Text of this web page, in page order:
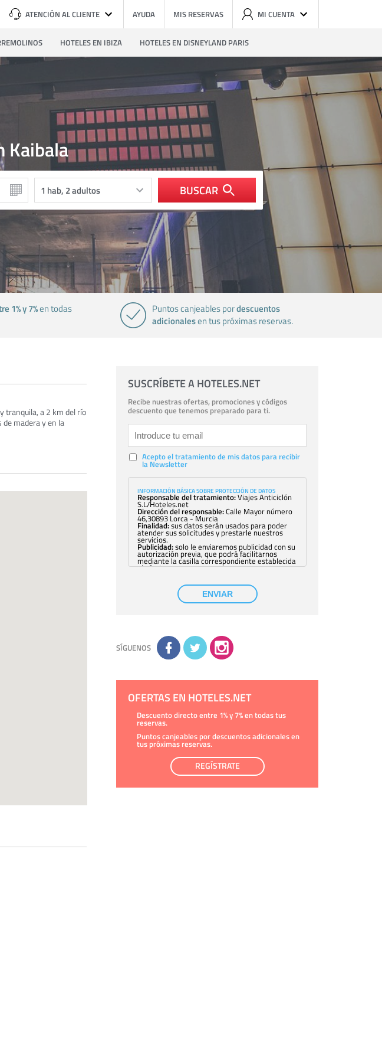
ATENCIÓN AL CLIENTE AYUDA MIS RESERVAS MI CUENTA
HOTELES EN IBIZA HOTELES EN DISNEYLAND PARIS
Kaibala
BUSCAR
1% y 7%en todas
Puntos canjeables pordescuentos
adicionalesen tus próximas reservas.
tranquila, a 2 km del río
de madera y en la
SUSCRÍBETE A HOTELES.NET
Recibe nuestras ofertas, promociones y códigos
descuento que tenemos preparado para ti.
Acepto el tratamiento de mis datos para recibir
la Newsletter
INFORMACIÓN BÁSICA SOBRE PROTECCIÓN DE DATOS
Responsable del tratamiento:Viajes Anticiclón
S.L/Hoteles.net
Dirección del responsable:Calle Mayor número
46,30893 Lorca - Murcia
Finalidad:sus datos serán usados para poder
atender sus solicitudes y prestarle nuestros
servicios.
Publicidad:solo le enviaremos publicidad con su
autorización previa, que podrá facilitarnos
mediante la casilla correspondiente establecida
al efecto.
con su consentimiento previo, que podrá
facilitarnos mediante la casilla correspondiente
establecida al efecto.
Destinatarios:con carácter general, sólo el
Derechos:tiene derecho a saber qué
información tenemos sobre usted, corregirla y
eliminarla, tal y como se explica en la
información adicional disponible en nuestra
la información adicional y detallada sobre cómo
ENVIAR
SÍGUENOS
OFERTAS EN HOTELES.NET
Descuento directo entre 1% y 7% en todas tus
reservas.
Puntos canjeables por descuentos adicionales en
tus próximas reservas.
REGÍSTRATE